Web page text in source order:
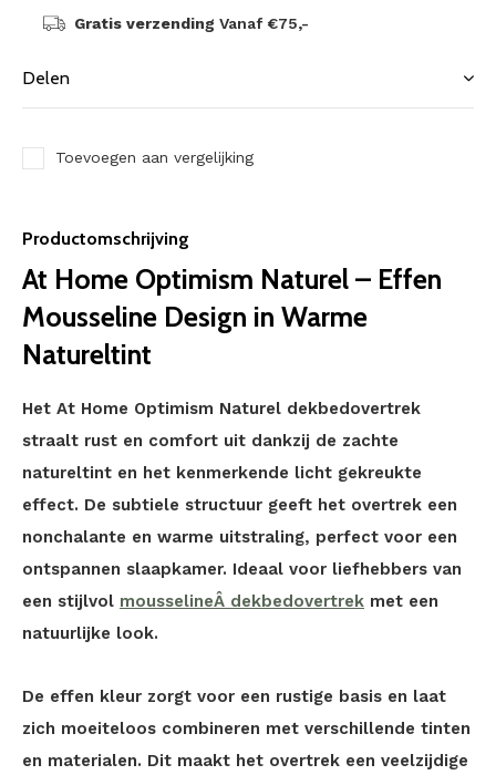
Gratis verzending Vanaf €75,-
Delen
Toevoegen aan vergelijking
Productomschrijving
At Home Optimism Naturel – Effen
Mousseline Design in Warme
Natureltint
Het At Home Optimism Naturel dekbedovertrek
straalt rust en comfort uit dankzij de zachte
natureltint en het kenmerkende licht gekreukte
effect. De subtiele structuur geeft het overtrek een
nonchalante en warme uitstraling, perfect voor een
ontspannen slaapkamer. Ideaal voor liefhebbers van
een stijlvol mousselineÂ dekbedovertrek met een
natuurlijke look.
De effen kleur zorgt voor een rustige basis en laat
zich moeiteloos combineren met verschillende tinten
en materialen. Dit maakt het overtrek een veelzijdige